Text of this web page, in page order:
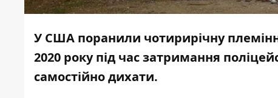
У США поранили чотирирічну
2020 року під час затримання
самостійно дихати.